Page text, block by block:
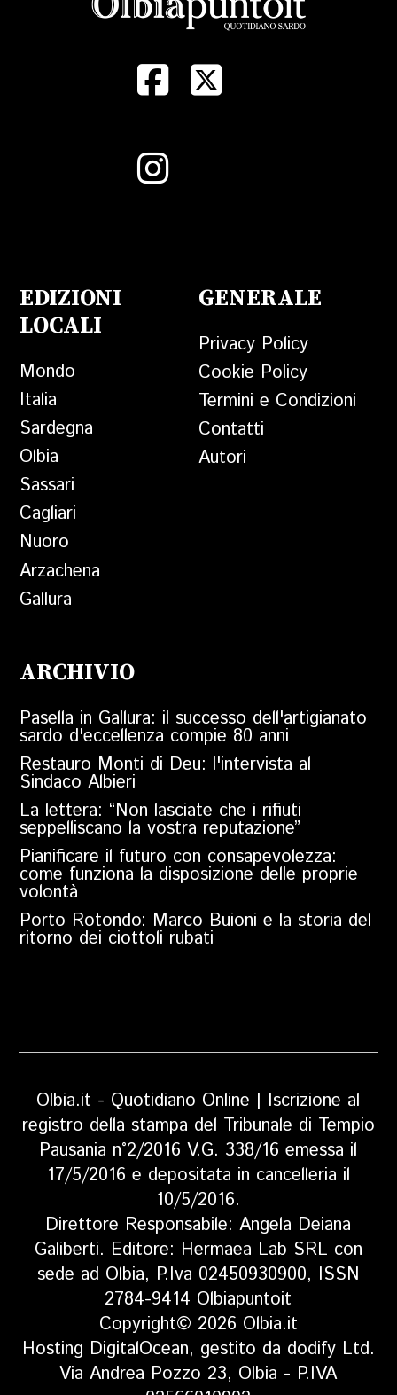
EDIZIONI
LOCALI
Mondo
Italia
Sardegna
Olbia
Sassari
Cagliari
Nuoro
Arzachena
Gallura
GENERALE
Privacy Policy
Cookie Policy
Termini e Condizioni
Contatti
Autori
ARCHIVIO
Pasella in Gallura: il successo dell'artigianato
sardo d'eccellenza compie 80 anni
Restauro Monti di Deu: l'intervista al
Sindaco Albieri
La lettera: “Non lasciate che i rifiuti
seppelliscano la vostra reputazione”
Pianificare il futuro con consapevolezza:
come funziona la disposizione delle proprie
volontà
Porto Rotondo: Marco Buioni e la storia del
ritorno dei ciottoli rubati
Olbia.it - Quotidiano Online | Iscrizione al
registro della stampa del Tribunale di Tempio
Pausania n°2/2016 V.G. 338/16 emessa il
17/5/2016 e depositata in cancelleria il
10/5/2016.
Direttore Responsabile: Angela Deiana
Galiberti. Editore: Hermaea Lab SRL con
sede ad Olbia, P.Iva 02450930900, ISSN
2784-9414 Olbiapuntoit
Copyright© 2026 Olbia.it
Hosting DigitalOcean, gestito da dodify Ltd.
Via Andrea Pozzo 23, Olbia - P.IVA